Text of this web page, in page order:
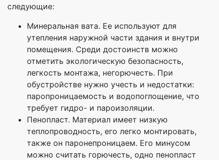
следующие:
Минеральная вата. Ее используют для
утепления наружной части здания и внутри
помещения. Среди достоинств можно
отметить экологическую безопасность,
легкость монтажа, негорючесть. При
обустройстве нужно учесть и недостатки:
паропроницаемость и водопоглощение, что
требует гидро- и пароизоляции.
Пенопласт. Материал имеет низкую
теплопроводность, его легко монтировать,
также он паронепроницаем. Его минусом
можно считать горючесть, одно пенопласт